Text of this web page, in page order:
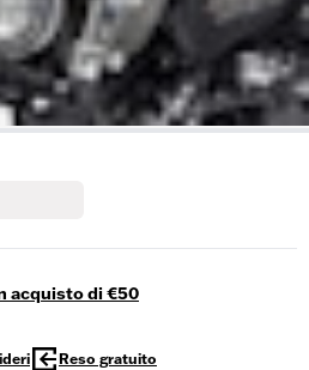
acquisto di €50
Reso gratuito